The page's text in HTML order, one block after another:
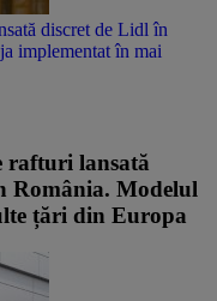
discret de Lidl în
implementat în mai
rafturi lansată
România. Modelul
țări din Europa